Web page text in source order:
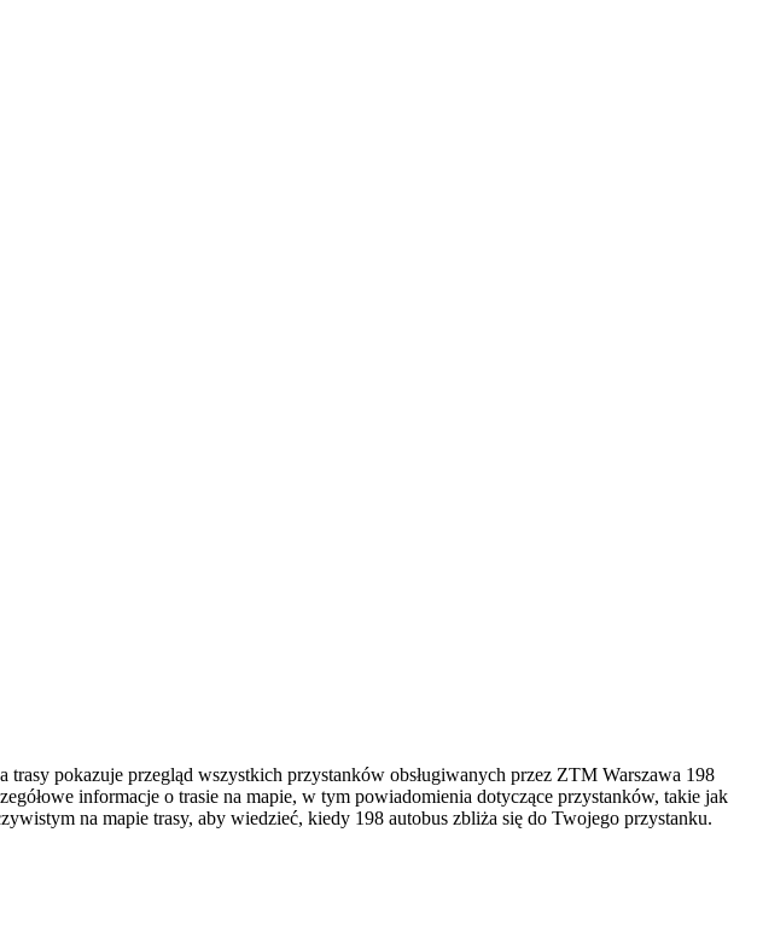
trasy pokazuje przegląd wszystkich przystanków obsługiwanych przez ZTM Warszawa 198
informacje o trasie na mapie, w tym powiadomienia dotyczące przystanków, takie jak
na mapie trasy, aby wiedzieć, kiedy 198 autobus zbliża się do Twojego przystanku.